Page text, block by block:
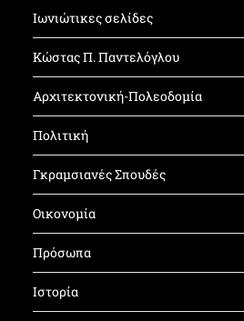
Ιωνιώτικες σελίδες
Κώστας Π. Παντελόγλου
Αρχιτεκτονική-Πολεοδομία
Πολιτική
Γκραμσιανές Σπουδές
Οικονομία
Πρόσωπα
Ιστορία